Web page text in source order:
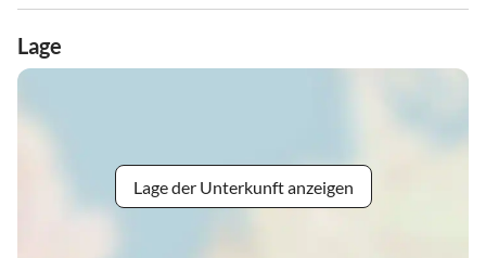
Lage
Lage der Unterkunft anzeigen